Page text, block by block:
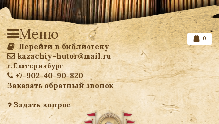
Перейти в библиотеку
kazachiy-hutor@mail.ru
г. Екатеринбург
+7-902-40-90-820
Заказать обратный звонок
Задать вопрос
0
Меню